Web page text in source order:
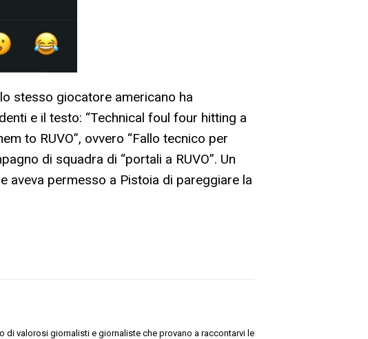
stesso giocatore americano ha
e il testo: “Technical foul four hitting a
to RUVO”, ovvero “Fallo tecnico per
di squadra di “portali a RUVO”. Un
aveva permesso a Pistoia di pareggiare la
valorosi giornalisti e giornaliste che provano a raccontarvi le